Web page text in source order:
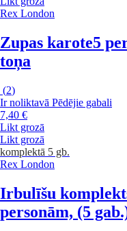
Rex London
Zupas karote5
toņa
(2)
Ir noliktavā Pēdējie gabali
7,40 €
Likt grozā
Likt grozā
komplektā 5 gb.
Rex London
Irbulīšu
personām, (5